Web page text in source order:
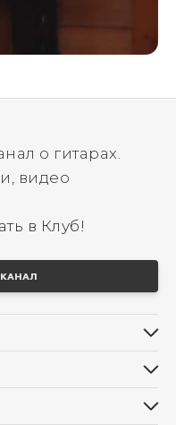
о гитарах.
видео
в Клуб!
КАНАЛ